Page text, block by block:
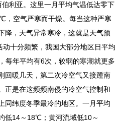
利亚。这里一月平均气温低达零下
空气严寒而干燥。每当这种严寒
降，天气异常寒冷，这就是天气预
动十分频繁，我国大部分地区日平均
每年平均有6次，较弱的寒潮就更多
回暖几天，第二次冷空气又接踵南
正是在这频频南侵的冷空气控制和
同纬度冬季最冷的地区。一月平均
低14～18℃；黄河流域低10～